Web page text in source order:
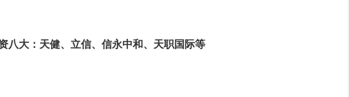
八大：天健、立信、信永中和、天职国际等